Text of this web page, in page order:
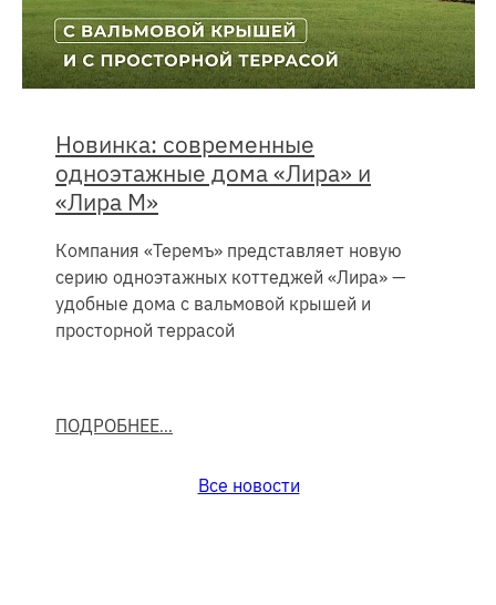
Новинка: современные
одноэтажные дома «Лира» и
«Лира М»
Компания «Теремъ» представляет новую
серию одноэтажных коттеджей «Лира» —
удобные дома с вальмовой крышей и
просторной террасой
ПОДРОБНЕЕ
Все новости